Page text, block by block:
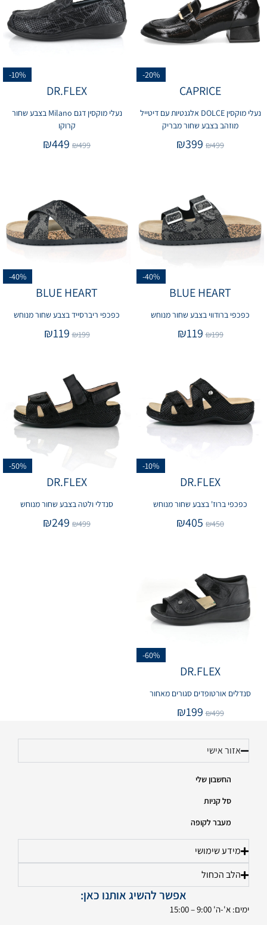
-20%
CAPRICE
נעלי מוקסין DOLCE אלגנטיות עם דיטייל
מוזהב בצבע שחור מבריק
₪499
₪399
-10%
DR.FLEX
נעלי מוקסין דגם Milano בצבע שחור
קרוקו
₪499
₪449
-40%
BLUE HEART
כפכפי ברודווי בצבע שחור מנוחש
₪199
₪119
-40%
BLUE HEART
כפכפי ריברסייד בצבע שחור מנוחש
₪199
₪119
-10%
DR.FLEX
כפכפי ברוז' בצבע שחור מנוחש
₪450
₪405
-50%
DR.FLEX
סנדלי ולטה בצבע שחור מנוחש
₪499
₪249
-60%
DR.FLEX
סנדלים אורטופדים סגורים מאחור
₪499
₪199
אזור אישי
החשבון שלי
סל קניות
מעבר לקופה
מידע שימושי
הלב הכחול
אפשר להשיג אותנו כאן:
ימים: א'-ה' 9:00 – 15:00